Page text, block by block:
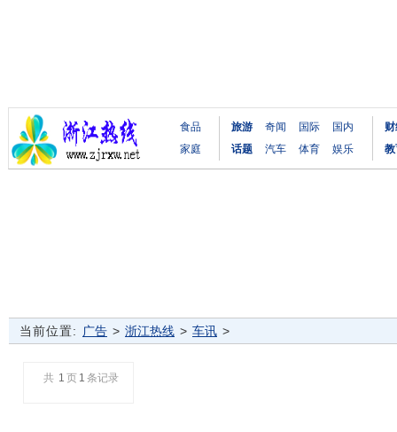
食品
家庭
旅游 奇闻 国际
国内
话题
汽车 体育 娱乐
当前位置: 广告 > 浙江热线 > 车讯 >
共 1 页 1 条记录